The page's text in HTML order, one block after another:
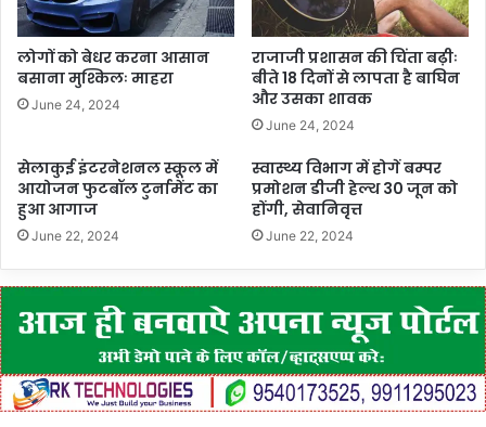
लोगों को बेधर करना आसान
बसाना मुश्किलः माहरा
June 24, 2024
राजाजी प्रशासन की चिंता बढ़ीः
बीते 18 दिनों से लापता है बाघिन
और उसका शावक
June 24, 2024
सेलाकुई इंटरनेशनल स्कूल में
आयोजन फुटबॉल टुर्नामेंट का
हुआ आगाज
June 22, 2024
स्वास्थ्य विभाग में होगें बम्पर
प्रमोशन डीजी हेल्थ 30 जून को
होंगी, सेवानिवृत्त
June 22, 2024